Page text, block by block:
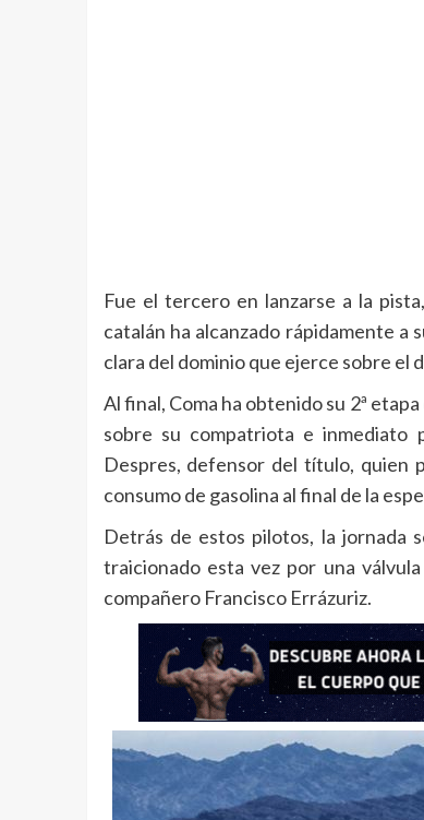
Fue el tercero en lanzarse a la
catalán ha alcanzado rápidamente a
clara del dominio que ejerce sobre el
Al final, Coma ha obtenido su 2ª
sobre su compatriota e inmediato
Despres, defensor del título, quien
consumo de gasolina al final de la
Detrás de estos pilotos, la jornada
traicionado esta vez por una
compañero Francisco Errázuriz.